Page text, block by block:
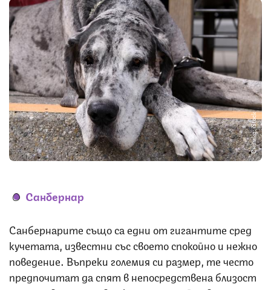
Снимка: iStock
Санбернар
Санбернарите също са едни от гигантите сред
кучетата, известни със своето спокойно и нежно
поведение. Въпреки големия си размер, те често
предпочитат да спят в непосредствена близост